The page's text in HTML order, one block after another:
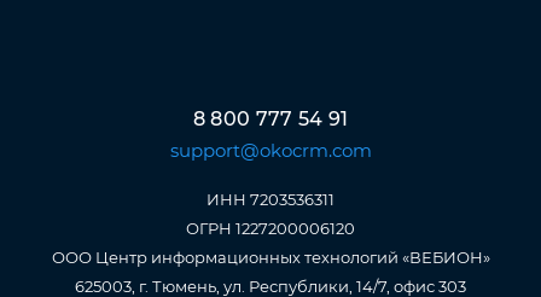
8 800 777 54 91
support@okocrm.com
ИНН 7203536311
ОГРН 1227200006120
ООО Центр информационных технологий «ВЕБИОН»
625003, г. Тюмень, ул. Республики, 14/7, офис 303